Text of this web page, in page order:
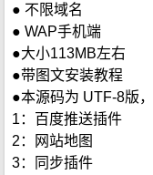
● 不限域名
● WAP手机端
●大小113MB左右
●带图文安装教程
●本源码为 UTF-8版
1：百度推送插件
2：网站地图
3：同步插件